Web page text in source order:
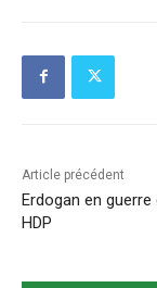
Article précédent
Erdogan en
HDP